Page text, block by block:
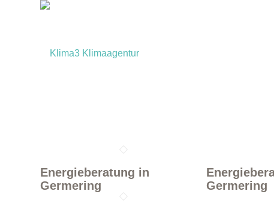
Energieberatung in
Germering
Germering